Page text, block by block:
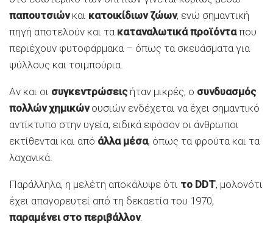
παπουτσιώνκαι κατοικίδιων ζώων, ενώ σημαντική
πηγή αποτελούν και τα καταναλωτικά προϊόνταπου
περιέχουν φυτοφάρμακα – όπως τα σκευάσματα για
ψύλλους και τσιμπούρια.
Αν και οι συγκεντρώσειςήταν μικρές, ο συνδυασμός
πολλών χημικώνουσιών ενδέχεται να έχει σημαντικό
αντίκτυπο στην υγεία, ειδικά εφόσον οι άνθρωποι
εκτίθενται και από άλλα μέσα, όπως τα φρούτα και τα
λαχανικά.
Παράλληλα, η μελέτη αποκάλυψε ότι το DDT, μολονότι
έχει απαγορευτεί από τη δεκαετία του 1970,
παραμένει στο περιβάλλον.